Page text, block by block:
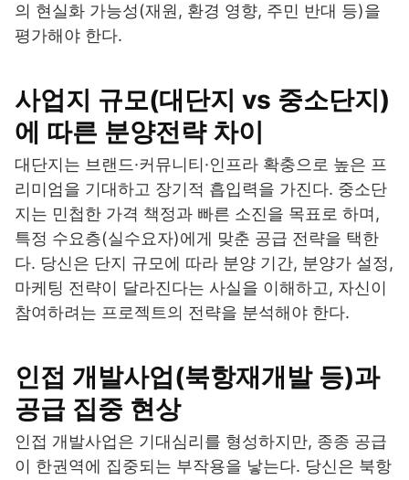
의 현실화 가능성(재원, 환경 영향, 주민 반대 등)을
평가해야 한다.
사업지 규모(대단지 vs 중소단지)
에 따른 분양전략 차이
대단지는 브랜드·커뮤니티·인프라 확충으로 높은 프
리미엄을 기대하고 장기적 흡입력을 가진다. 중소단
지는 민첩한 가격 책정과 빠른 소진을 목표로 하며,
특정 수요층(실수요자)에게 맞춘 공급 전략을 택한
다. 당신은 단지 규모에 따라 분양 기간, 분양가 설정,
마케팅 전략이 달라진다는 사실을 이해하고, 자신이
참여하려는 프로젝트의 전략을 분석해야 한다.
인접 개발사업(북항재개발 등)과
공급 집중 현상
인접 개발사업은 기대심리를 형성하지만, 종종 공급
이 한권역에 집중되는 부작용을 낳는다. 당신은 북항